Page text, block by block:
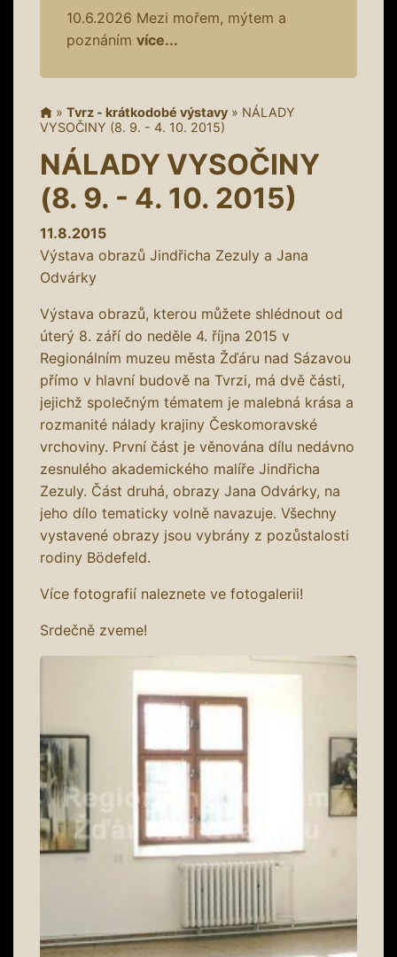
10.6.2026 Mezi mořem, mýtem a
poznáním více...
» Tvrz - krátkodobé výstavy » NÁLADY
VYSOČINY (8. 9. - 4. 10. 2015)
NÁLADY VYSOČINY
(8. 9. - 4. 10. 2015)
11.8.2015
Výstava obrazů Jindřicha Zezuly a Jana
Odvárky
Výstava obrazů, kterou můžete shlédnout od
úterý 8. září do neděle 4. října 2015 v
Regionálním muzeu města Žďáru nad Sázavou
přímo v hlavní budově na Tvrzi, má dvě části,
jejichž společným tématem je malebná krása a
rozmanité nálady krajiny Českomoravské
vrchoviny. První část je věnována dílu nedávno
zesnulého akademického malíře Jindřicha
Zezuly. Část druhá, obrazy Jana Odvárky, na
jeho dílo tematicky volně navazuje. Všechny
vystavené obrazy jsou vybrány z pozůstalosti
rodiny Bödefeld.
Více fotografií naleznete ve fotogalerii!
Srdečně zveme!